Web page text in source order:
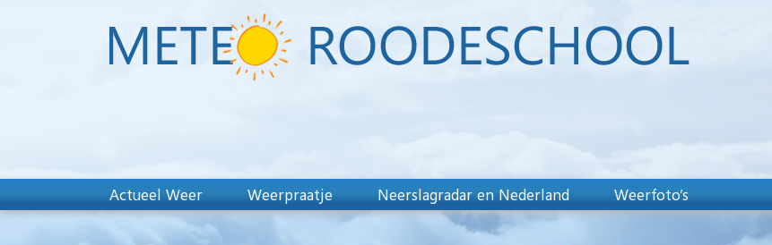
Actueel Weer Weerpraatje Neerslagradar en Nederland Weerfoto’s